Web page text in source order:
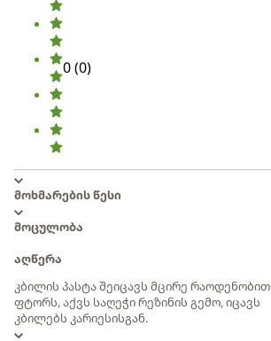
0(0)
მოხმარების წესი
მოცულობა
აღწერა
კბილის პასტა შეიცავს მცირე რაოდენობით
ფტორს, აქვს საღეჭი რეზინის გემო, იცავს
კბილებს კარიესისგან.